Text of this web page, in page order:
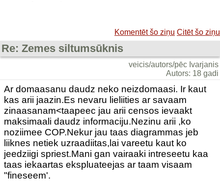
Komentēt šo ziņu Citēt šo ziņu
Re: Zemes siltumsūknis
veicis/autors/pēc Ivarjanis
Autors: 18 gadi
Ar domaasanu daudz neko neizdomaasi. Ir kaut
kas arii jaazin.Es nevaru lieliities ar savaam
zinaasanam<taapeec jau arii censos ievaakt
maksimaali daudz informaciju.Nezinu arii ,ko
noziimee COP.Nekur jau taas diagrammas jeb
liiknes netiek uzraadiitas,lai vareetu kaut ko
jeedziigi spriest.Mani gan vairaaki intreseetu kaa
taas iekaartas ekspluateejas ar taam visaam
"fineseem'.